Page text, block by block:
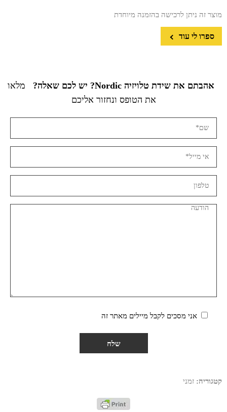
מוצר זה ניתן לרכישה בהזמנה מיוחדת
ספרו לי עוד
אהבתם את שידת טלויזיה Nordic? יש לכם שאלה?
מלאו
את הטופס ונחזור אליכם
אני מסכים לקבל מיילים מאתר זה
קטגוריה: זמני